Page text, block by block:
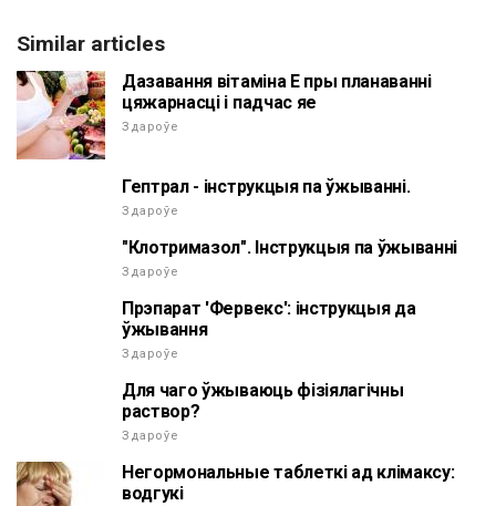
Similar articles
Дазавання вітаміна Е пры планаванні
цяжарнасці і падчас яе
Здароўе
Гептрал - інструкцыя па ўжыванні.
Здароўе
"Клотримазол". Інструкцыя па ўжыванні
Здароўе
Прэпарат 'Фервекс': інструкцыя да
ўжывання
Здароўе
Для чаго ўжываюць фізіялагічны
раствор?
Здароўе
Негормональные таблеткі ад клімаксу:
водгукі